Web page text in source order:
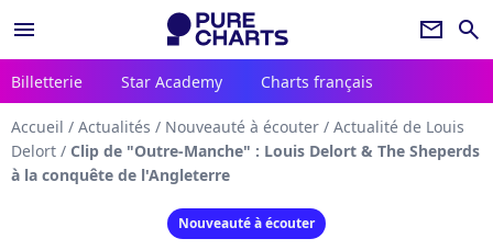
menu newsletter search
Billetterie Star Academy Charts français
Accueil / Actualités / Nouveauté à écouter / Actualité de Louis
Delort / Clip de "Outre-Manche" : Louis Delort & The Sheperds
à la conquête de l'Angleterre
Nouveauté à écouter